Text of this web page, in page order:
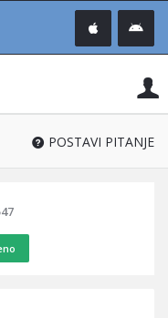
®
POSTAVI PITANJE